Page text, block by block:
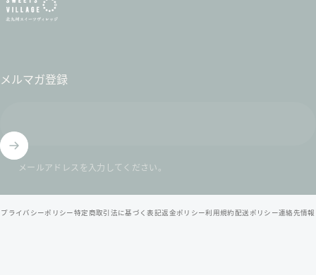
メルマガ登録
メールアドレスを入力してください。
プライバシーポリシー特定商取引法に基づく表記返金ポリシー利用規約配送ポリシー連絡先情報